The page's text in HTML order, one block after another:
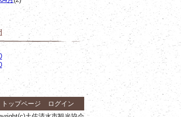
トップページ
ログイン